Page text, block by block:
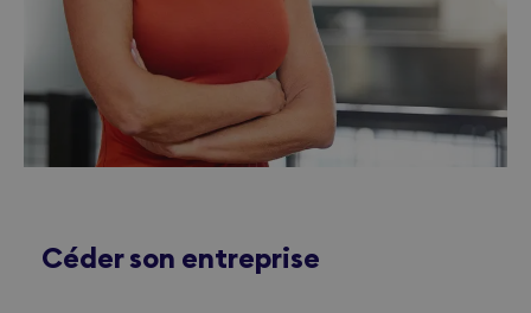
Céder son entreprise